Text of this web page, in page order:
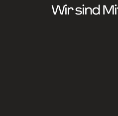
Wir sind